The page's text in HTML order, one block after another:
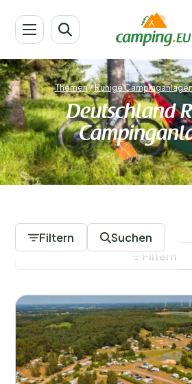
Themen/Ruhige
Deutschland
Filtern Suchen
Filter speichern
Filtern